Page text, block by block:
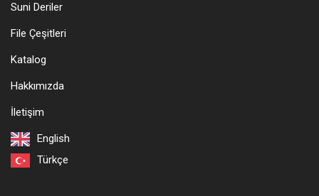
Suni Deriler
File Çeşitleri
Katalog
Hakkımızda
İletişim
English
Türkçe